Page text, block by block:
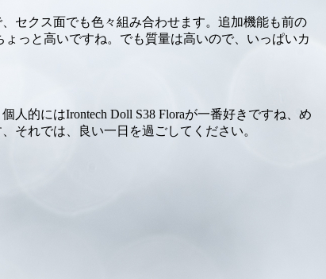
セクス面でも色々組み合わせます。追加機能も前の
っと高いですね。でも質量は高いので、いっぱいカ
的にはIrontech Doll S38 Floraが一番好きですね、め
それでは、良い一日を過ごしてください。